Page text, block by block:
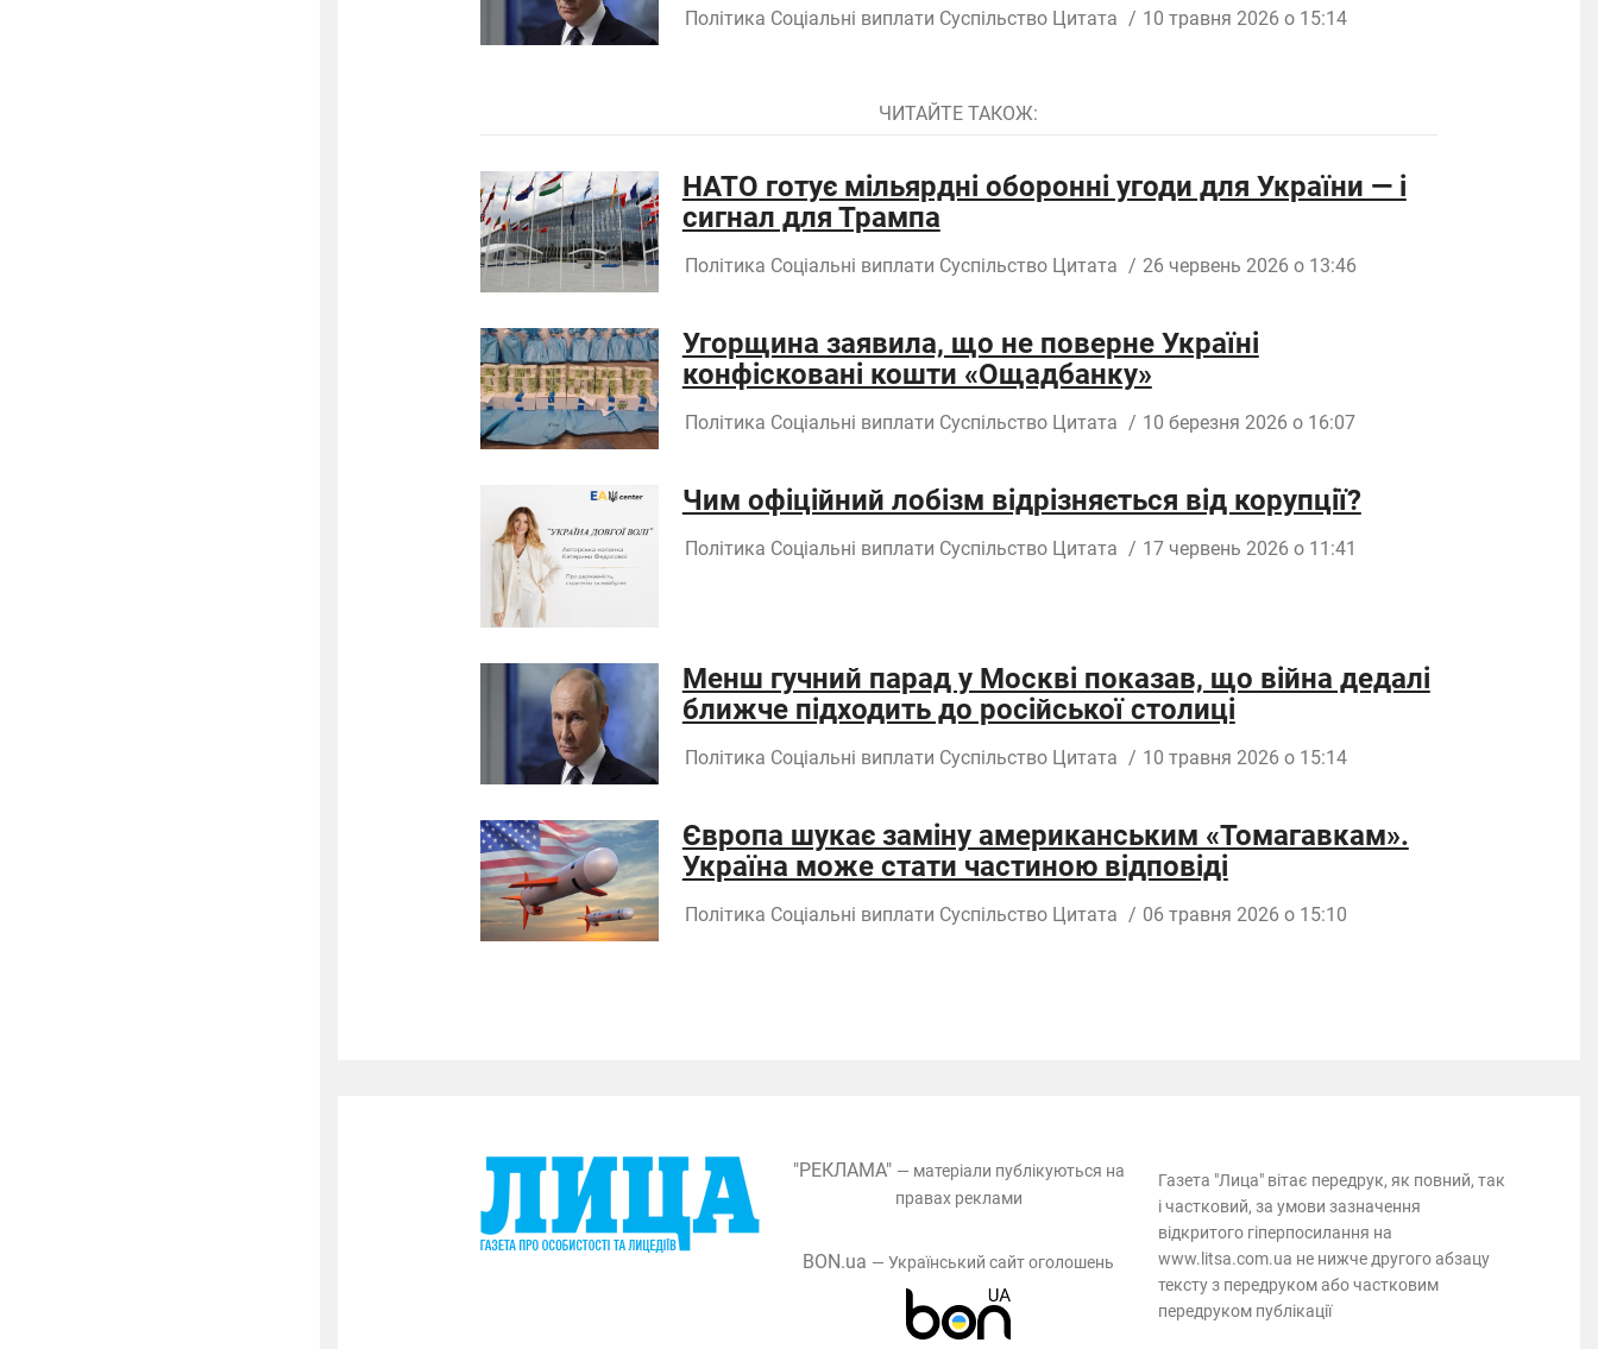
Політика Соціальні виплати Суспільство Цитата / 10 травня 2026 о 15:14
ЧИТАЙТЕ ТАКОЖ:
НАТО готує мільярдні оборонні угоди для України — і
сигнал для Трампа
Політика Соціальні виплати Суспільство Цитата / 26 червень 2026 о 13:46
Угорщина заявила, що не поверне Україні
конфісковані кошти «Ощадбанку»
Політика Соціальні виплати Суспільство Цитата / 10 березня 2026 о 16:07
Чим офіційний лобізм відрізняється від корупції?
Політика Соціальні виплати Суспільство Цитата / 17 червень 2026 о 11:41
Менш гучний парад у Москві показав, що війна дедалі
ближче підходить до російської столиці
Політика Соціальні виплати Суспільство Цитата / 10 травня 2026 о 15:14
Європа шукає заміну американським «Томагавкам».
Україна може стати частиною відповіді
Політика Соціальні виплати Суспільство Цитата / 06 травня 2026 о 15:10
"РЕКЛАМА" — матеріали публікуються на
правах реклами
BON.ua — Український сайт оголошень
Газета "Лица" вітає передрук, як повний, так
і частковий, за умови зазначення
відкритого гіперпосилання на
www.litsa.com.ua не нижче другого абзацу
тексту з передруком або частковим
передруком публікації